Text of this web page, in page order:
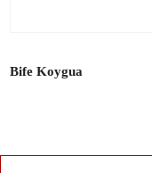
Bife Koygua